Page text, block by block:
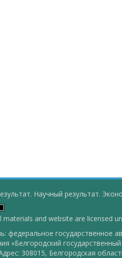
Научный результат.
materials and website are licensed
федеральное государственное
«Белгородский
308015, Белгородская